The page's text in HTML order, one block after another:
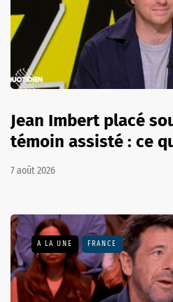
Jean Imbert placé
témoin assisté : ce
7 août 2026
A LA UNE FRANCE